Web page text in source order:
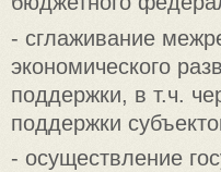
- сглаживание
экономического
поддержки, в т.ч.
поддержки
- осуществление